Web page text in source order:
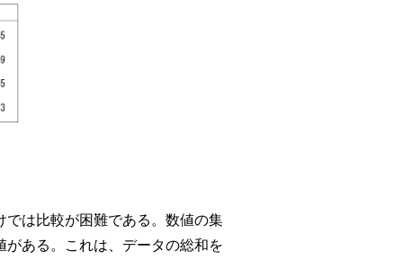
は比較が困難である。数値の集
ある。これは、データの総和を